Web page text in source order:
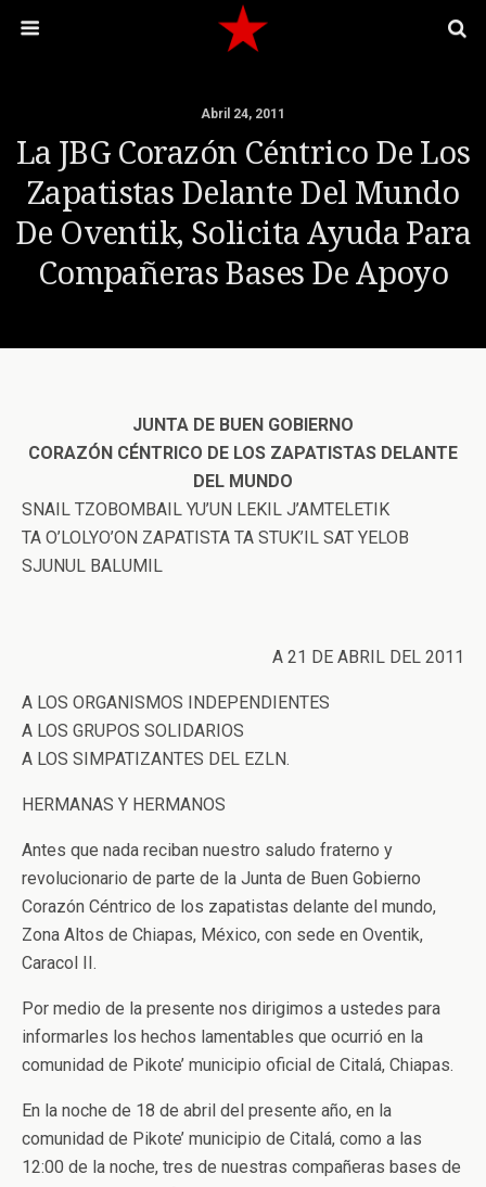
Abril 24, 2011
La JBG Corazón Céntrico De Los
Zapatistas Delante Del Mundo
De Oventik, Solicita Ayuda Para
Compañeras Bases De Apoyo
JUNTA DE BUEN GOBIERNO
CORAZÓN CÉNTRICO DE LOS ZAPATISTAS DELANTE
DEL MUNDO
SNAIL TZOBOMBAIL YU’UN LEKIL J’AMTELETIK
TA O’LOLYO’ON ZAPATISTA TA STUK’IL SAT YELOB
SJUNUL BALUMIL
A 21 DE ABRIL DEL 2011
A LOS ORGANISMOS INDEPENDIENTES
A LOS GRUPOS SOLIDARIOS
A LOS SIMPATIZANTES DEL EZLN.
HERMANAS Y HERMANOS
Antes que nada reciban nuestro saludo fraterno y
revolucionario de parte de la Junta de Buen Gobierno
Corazón Céntrico de los zapatistas delante del mundo,
Zona Altos de Chiapas, México, con sede en Oventik,
Caracol II.
Por medio de la presente nos dirigimos a ustedes para
informarles los hechos lamentables que ocurrió en la
comunidad de Pikote’ municipio oficial de Citalá, Chiapas.
En la noche de 18 de abril del presente año, en la
comunidad de Pikote’ municipio de Citalá, como a las
12:00 de la noche, tres de nuestras compañeras bases de